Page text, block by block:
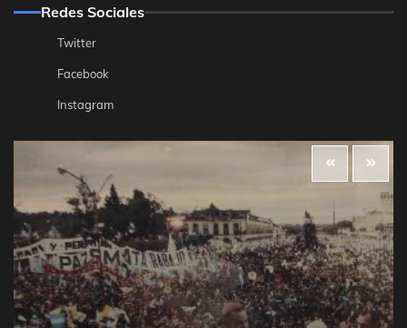
Redes Sociales
Twitter
Facebook
Instagram